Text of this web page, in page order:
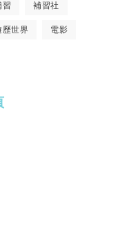
習 補習社
歷世界 電影